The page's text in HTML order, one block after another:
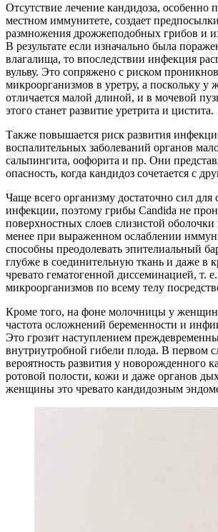
Отсутствие лечение кандидоза, особенно
местном иммунитете, создает
размножения дрожжеподобных грибов и
В результате если изначально была
влагалища, то впоследствии инфекция
вульву. Это сопряжено с риском
микроорганизмов в уретру, а поскольку у
отличается малой длиной, и в мочевой
этого станет развитие уретрита и цистита.
Также повышается риск развития
воспалительных заболеваний органов
сальпингита, оофорита и пр. Они
опасность, когда кандидоз сочетается с
Чаще всего организму достаточно сил для
инфекции, поэтому грибы Candida не
поверхностных слоев слизистой
менее при выраженном ослаблении
способны преодолевать эпителиальный
глубже в соединительную ткань и даже в
чревато гематогенной диссеминацией, т.
микроорганизмов по всему телу
Кроме того, на фоне молочницы у
частота осложнений беременности и
Это грозит наступлением
внутриутробной гибели плода. В первом
вероятность развития у новорожденного
ротовой полости, кожи и даже органов
женщины это чревато кандидозным